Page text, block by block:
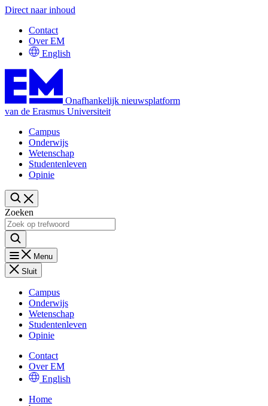
Direct naar inhoud
Contact
Over EM
English
Onafhankelijk nieuwsplatform
van de Erasmus Universiteit
Campus
Onderwijs
Wetenschap
Studentenleven
Opinie
Zoeken
Menu
Sluit
Campus
Onderwijs
Wetenschap
Studentenleven
Opinie
Contact
Over EM
English
Home